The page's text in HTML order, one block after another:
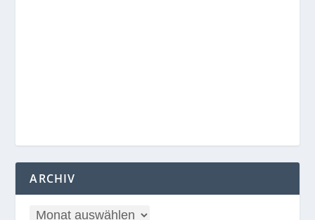
ARCHIV